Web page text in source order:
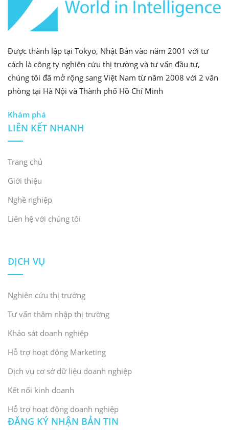
Được thành lập tại Tokyo, Nhật Bản vào năm 2001 với tư
cách là công ty nghiên cứu thị trường và tư vấn đầu tư,
chúng tôi đã mở rộng sang Việt Nam từ năm 2008 với 2 văn
phòng tại Hà Nội và Thành phố Hồ Chí Minh
Khám phá
LIÊN KẾT NHANH
Trang chủ
Giới thiệu
Nghề nghiệp
Liên hệ với chúng tôi
DỊCH VỤ
Nghiên cứu thị trường
Tư vấn thâm nhập thị trường
Khảo sát doanh nghiệp
Hỗ trợ hoạt động Marketing
Dịch vụ cơ sở dữ liệu doanh nghiệp
Kết nối kinh doanh
Hỗ trợ hoạt động doanh nghiệp
ĐĂNG KÝ NHẬN BẢN TIN